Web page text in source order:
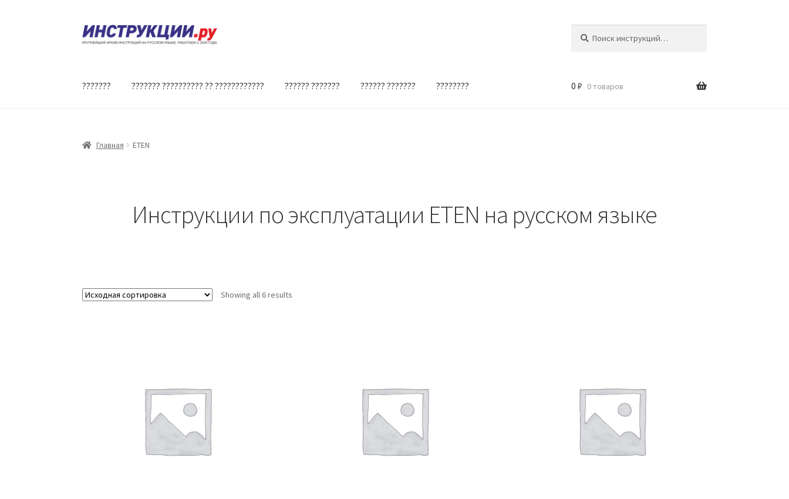
Перейти
к
Перейти
к
??????? ??????? ?????????? ?? ???????????? ?????? ??????? ?????? ??????? ???????? 0 ₽ 0 товаров
Главная ETEN
Инструкции по эксплуатации ETEN на русском языке
Showing all 6 results